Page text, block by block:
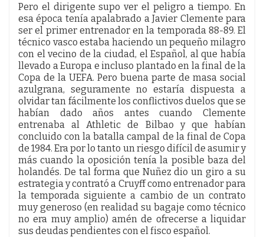
Pero el dirigente supo ver el peligro a tiempo. En
esa época tenía apalabrado a Javier Clemente para
ser el primer entrenador en la temporada 88-89. El
técnico vasco estaba haciendo un pequeño milagro
con el vecino de la ciudad, el Español, al que había
llevado a Europa e incluso plantado en la final de la
Copa de la UEFA. Pero buena parte de masa social
azulgrana, seguramente no estaría dispuesta a
olvidar tan fácilmente los conflictivos duelos que se
habían dado años antes cuando Clemente
entrenaba al Athletic de Bilbao y que habían
concluido con la batalla campal de la final de Copa
de 1984. Era por lo tanto un riesgo difícil de asumir y
más cuando la oposición tenía la posible baza del
holandés. De tal forma que Nuñez dio un giro a su
estrategia y contrató a Cruyff como entrenador para
la temporada siguiente a cambio de un contrato
muy generoso (en realidad su bagaje como técnico
no era muy amplio) amén de ofrecerse a liquidar
sus deudas pendientes con el fisco español.